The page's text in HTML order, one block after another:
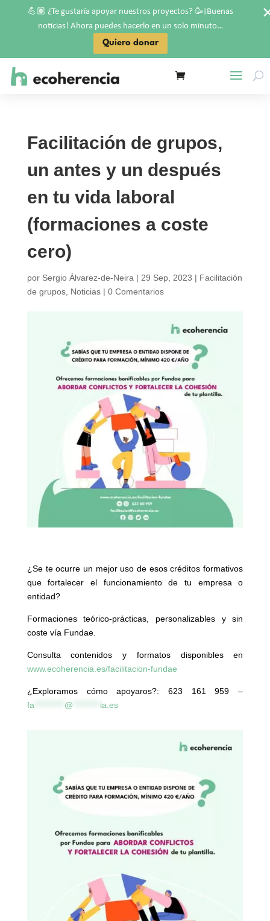
Facilitación de grupos,
un antes y un después
en tu vida laboral
(formaciones a coste
cero)
por Sergio Álvarez-de-Neira | 29 Sep, 2023 | Facilitación
de grupos, Noticias| 0 Comentarios
¿Se te ocurre un mejor uso de esos créditos formativos
que fortalecer el funcionamiento de tu empresa o
entidad?
Formaciones teórico-prácticas, personalizables y sin
coste vía Fundae.
Consulta contenidos y formatos disponibles en
www.ecoherencia.es/facilitacion-fundae
¿Exploramos cómo apoyaros?: 623 161 959 –
fa********** @ ia.es
💪🏽 ¿Te gustaría apoyar nuestros proyectos? 🥳¡Buenas
noticias! Ahora puedes hacerlo en un solo minuto…
Quiero donar